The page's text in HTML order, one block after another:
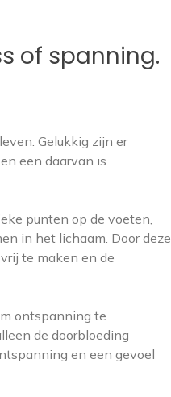
of spanning.
Gelukkig zijn er
een daarvan is
punten op de voeten,
in het lichaam. Door deze
te maken en de
ontspanning te
de doorbloeding
en een gevoel